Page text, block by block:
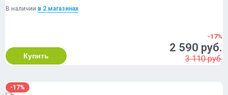
В наличии в 2 магазинах
Купить
-17%
2 590 руб.
3 110 руб.
-17%